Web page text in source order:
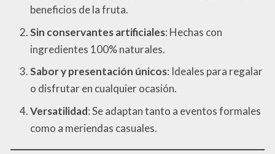
beneficios de la fruta.
Sin conservantes artificiales: Hechas con
ingredientes 100% naturales.
Sabor y presentación únicos: Ideales para regalar
o disfrutar en cualquier ocasión.
Versatilidad: Se adaptan tanto a eventos formales
como a meriendas casuales.